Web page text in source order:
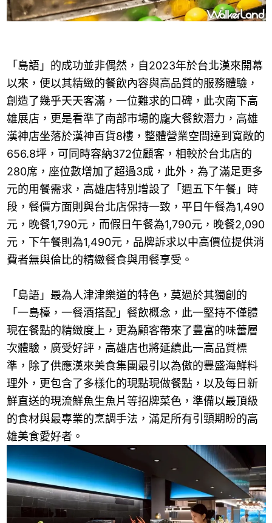
「島語」的成功並非偶然，自2023年於台北漢來開幕
以來，便以其精緻的餐飲內容與高品質的服務體驗，
創造了幾乎天天客滿，一位難求的口碑，此次南下高
雄展店，更是看準了南部市場的龐大餐飲潛力，高雄
漢神店坐落於漢神百貨8樓，整體營業空間達到寬敞的
656.8坪，可同時容納372位顧客，相較於台北店的
280席，座位數增加了超過3成，此外，為了滿足更多
元的用餐需求，高雄店特別增設了「週五下午餐」時
段，餐價方面則與台北店保持一致，平日午餐為1,490
元，晚餐1,790元，而假日午餐為1,790元，晚餐2,090
元，下午餐則為1,490元，品牌訴求以中高價位提供消
費者無與倫比的精緻餐食與用餐享受。
「島語」最為人津津樂道的特色，莫過於其獨創的
「一島檯，一餐酒搭配」餐飲概念，此一堅持不僅體
現在餐點的精緻度上，更為顧客帶來了豐富的味蕾層
次體驗，廣受好評，高雄店也將延續此一高品質標
準，除了供應漢來美食集團最引以為傲的豐盛海鮮料
理外，更包含了多樣化的現點現做餐點，以及每日新
鮮直送的現流鮮魚生魚片等招牌菜色，準備以最頂級
的食材與最專業的烹調手法，滿足所有引頸期盼的高
雄美食愛好者。